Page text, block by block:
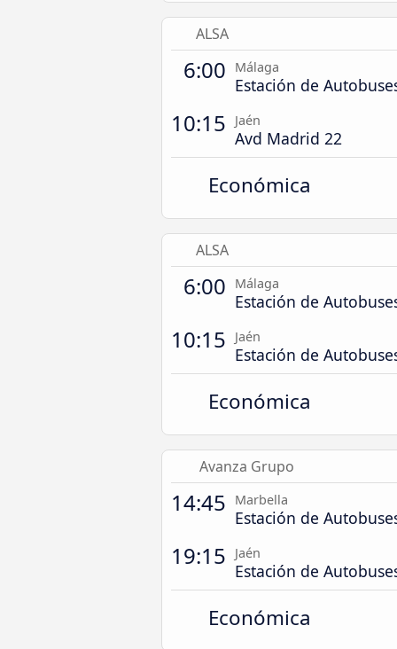
ALSA
6:00 Málaga
Estación de
10:15 Jaén
Avd Madrid 22
Económica
ALSA
6:00 Málaga
Estación de
10:15 Jaén
Estación de
Económica
Avanza Grupo
14:45 Marbella
Estación de
19:15 Jaén
Estación de
Económica